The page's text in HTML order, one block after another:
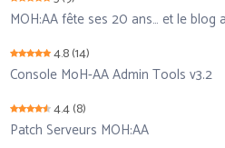
MOH:AA fête ses 20 ans… et le blog
4.8(14)
Console MoH-AA Admin Tools v3.2
4.4(8)
Patch Serveurs MOH:AA